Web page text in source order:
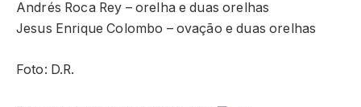
Andrés Roca Rey – orelha e duas orelhas
Jesus Enrique Colombo – ovação e duas orelhas
Foto: D.R.